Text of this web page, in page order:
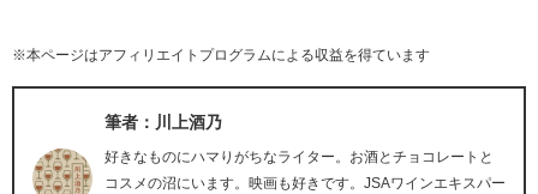
※本ページはアフィリエイトプログラムによる収益を得ています
筆者：川上酒乃
好きなものにハマりがちなライター。お酒とチョコレートと
コスメの沼にいます。映画も好きです。JSAワインエキスパー